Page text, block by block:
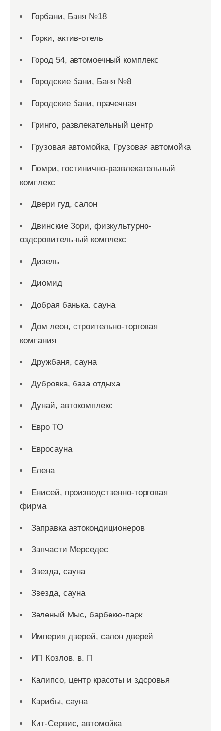
Горбани, Баня №18
Горки, актив-отель
Город 54, автомоечный комплекс
Городские бани, Баня №8
Городские бани, прачечная
Гринго, развлекательный центр
Грузовая автомойка, Грузовая автомойка
Гюмри, гостинично-развлекательный
комплекс
Двери гуд, салон
Двинские Зори, физкультурно-
оздоровительный комплекс
Дизель
Диомид
Добрая банька, сауна
Дом леон, строительно-торговая
компания
Дружбаня, сауна
Дубровка, база отдыха
Дунай, автокомплекс
Евро ТО
Евросауна
Елена
Енисей, производственно-торговая
фирма
Заправка автокондиционеров
Запчасти Мерседес
Звезда, сауна
Звезда, сауна
Зеленый Мыс, барбекю-парк
Империя дверей, салон дверей
ИП Козлов. в. П
Калипсо, центр красоты и здоровья
Карибы, сауна
Кит-Сервис, автомойка